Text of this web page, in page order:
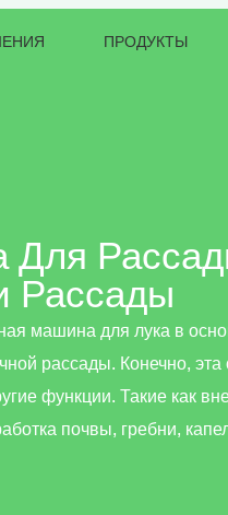
ПРОДУКТЫ
Рассады
машина для лука в
рассады. Конечно,
функции. Такие как
почвы, гребни,